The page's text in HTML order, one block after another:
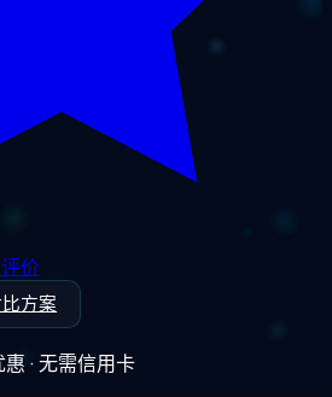
价
方案
惠 · 无需信用卡